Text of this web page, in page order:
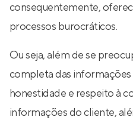
consequentemente,
processos burocráticos.
Ou seja, além de se
completa das
honestidade e respeito à
informações do cliente,